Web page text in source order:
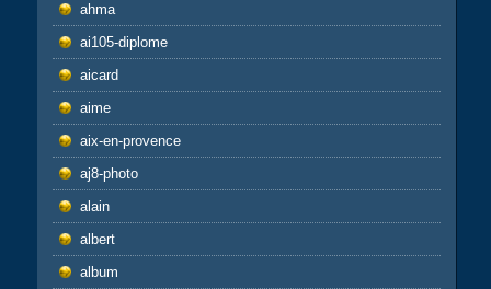
ahma
ai105-diplome
aicard
aime
aix-en-provence
aj8-photo
alain
albert
album